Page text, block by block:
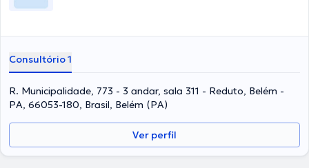
Consultório 1
R. Municipalidade, 773 - 3 andar, sala 311 - Reduto, Belém -
PA, 66053-180, Brasil, Belém (PA)
Ver perfil